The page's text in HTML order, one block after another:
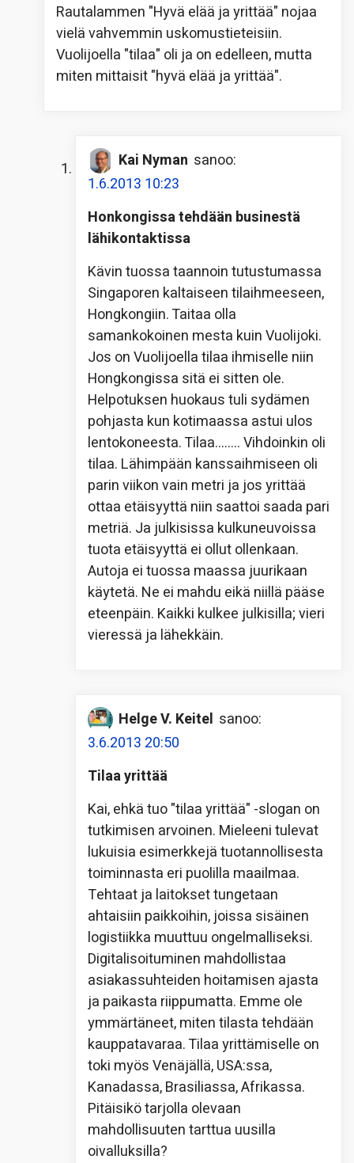
Rautalammen "Hyvä elää ja yrittää" nojaa
vielä vahvemmin uskomustieteisiin.
Vuolijoella "tilaa" oli ja on edelleen, mutta
miten mittaisit "hyvä elää ja yrittää".
Kai Nyman sanoo:
1.6.2013 10:23
Honkongissa tehdään businestä
lähikontaktissa
Kävin tuossa taannoin tutustumassa
Singaporen kaltaiseen tilaihmeeseen,
Hongkongiin. Taitaa olla
samankokoinen mesta kuin Vuolijoki.
Jos on Vuolijoella tilaa ihmiselle niin
Hongkongissa sitä ei sitten ole.
Helpotuksen huokaus tuli sydämen
pohjasta kun kotimaassa astui ulos
lentokoneesta. Tilaa…….. Vihdoinkin oli
tilaa. Lähimpään kanssaihmiseen oli
parin viikon vain metri ja jos yrittää
ottaa etäisyyttä niin saattoi saada pari
metriä. Ja julkisissa kulkuneuvoissa
tuota etäisyyttä ei ollut ollenkaan.
Autoja ei tuossa maassa juurikaan
käytetä. Ne ei mahdu eikä niillä pääse
eteenpäin. Kaikki kulkee julkisilla; vieri
vieressä ja lähekkäin.
Helge V. Keitel sanoo:
3.6.2013 20:50
Tilaa yrittää
Kai, ehkä tuo "tilaa yrittää" -slogan on
tutkimisen arvoinen. Mieleeni tulevat
lukuisia esimerkkejä tuotannollisesta
toiminnasta eri puolilla maailmaa.
Tehtaat ja laitokset tungetaan
ahtaisiin paikkoihin, joissa sisäinen
logistiikka muuttuu ongelmalliseksi.
Digitalisoituminen mahdollistaa
asiakassuhteiden hoitamisen ajasta
ja paikasta riippumatta. Emme ole
ymmärtäneet, miten tilasta tehdään
kauppatavaraa. Tilaa yrittämiselle on
toki myös Venäjällä, USA:ssa,
Kanadassa, Brasiliassa, Afrikassa.
Pitäisikö tarjolla olevaan
mahdollisuuten tarttua uusilla
oivalluksilla?